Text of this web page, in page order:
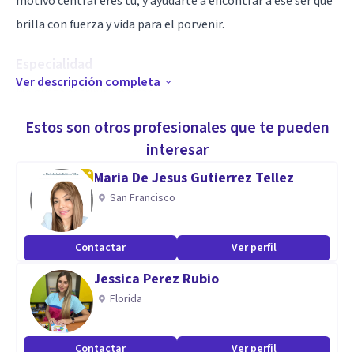
brilla con fuerza y vida para el porvenir.
Especialidad
Me gusta escribir y narrar.
Aptitudes
Terapia focalizada de corta duración.
Ver descripción completa
Estos son otros profesionales que te pueden
interesar
Maria De Jesus Gutierrez Tellez
San Francisco
Contactar Ver perfil
Jessica Perez Rubio
Florida
Contactar Ver perfil